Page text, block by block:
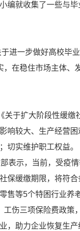
编就收集了一些与
进一步做好高校毕
在稳住市场主体、
于扩大阶段性缓缴
响较大、生产经营
切实维护职工权益。
表示，当前，受疫
保缓缴期限，将符
售等5个特困行业养
伤三项保险费政策
，助力企业恢复生